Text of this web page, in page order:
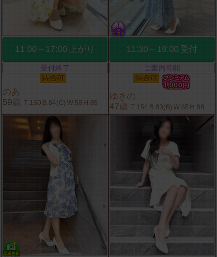
11:00～17:00 上がり
受付終了
のあ
59歳 T.150 B.84(C) W.58 H.85
11:30～19:00 受付
ご案内可能
ゆきの
47歳 T.154 B.83(B) W.65 H.98